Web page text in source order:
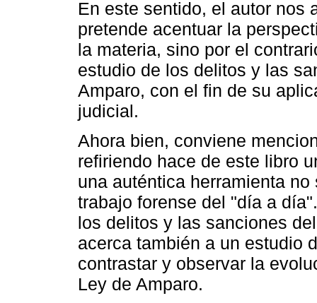
En este sentido, el autor nos
pretende acentuar la
la materia, sino por el
estudio de los delitos y las
Amparo, con el fin de su
judicial.
Ahora bien, conviene
refiriendo hace de este libro
una auténtica herramienta
trabajo forense del "día a
los delitos y las sanciones
acerca también a un estudio
contrastar y observar la
Ley de Amparo.